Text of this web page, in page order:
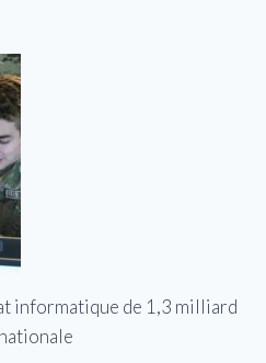
informatique de 1,3 milliard